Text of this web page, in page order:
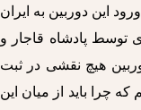
این دوربین به ایران
توسط پادشاه قاجار و
هیچ نقشی در ثبت
چرا باید از میان این